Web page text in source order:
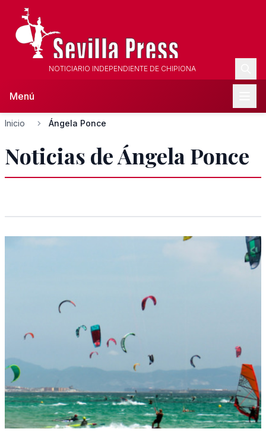
NOTICIARIO INDEPENDIENTE DE CHIPIONA
Menú
Inicio Ángela Ponce
Noticias de Ángela Ponce